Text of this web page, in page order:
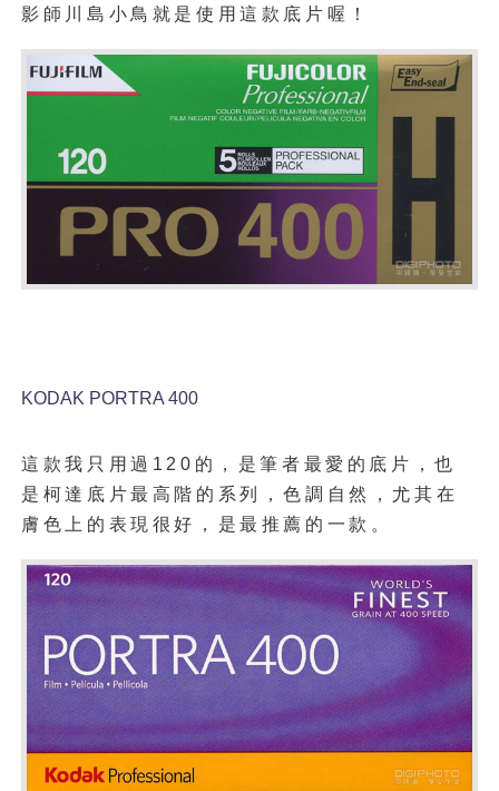
影師川島小鳥就是使用這款底片喔！
KODAK PORTRA 400
這款我只用過120的，是筆者最愛的底片，也
是柯達底片最高階的系列，色調自然，尤其在
膚色上的表現很好，是最推薦的一款。